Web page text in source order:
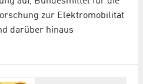
zur Elektromobilität
darüber hinaus